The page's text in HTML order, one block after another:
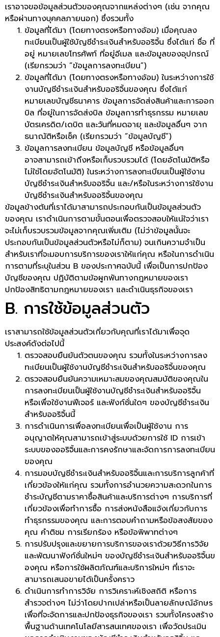
เราอาจขอข้อมูลส่วนตัวของคุณจากแหล่งต่างๆ (เช่น จากคุณ
หรือผ่านทางบุคคลภายนอก) ซึ่งรวมทั้ง
ข้อมูลที่ได้มา (โดยทางตรงหรือทางอ้อม) เมื่อคุณลง
ทะเบียนเป็นผู้ใช้บัญชีชำระเงินสำหรับออริจิ้น ซึ่งได้แก่ ชื่อ ที่
อยู่ หมายเลขโทรศัพท์ ที่อยู่อีเมล และข้อมูลของอุปกรณ์
(เรียกรวมว่า “ข้อมูลการลงทะเบียน”)
ข้อมูลที่ได้มา (โดยทางตรงหรือทางอ้อม) ในระหว่างการใช้
งานบัญชีชำระเงินสำหรับออริจิ้นของคุณ ซึ่งได้แก่
หมายเลขบัญชีธนาคาร ข้อมูลการจัดส่งสินค้าและการออก
บิล ที่อยู่ในการจัดส่งบิล ข้อมูลการทำธุรกรรม หมายเลข
บัตรเครดิต/เดบิต และวันที่หมดอายุ และข้อมูลอื่นๆ จาก
ธนาณัติหรือเช็ค (เรียกรวมว่า “ข้อมูลบัญชี”)
ข้อมูลการลงทะเบียน ข้อมูลบัญชี หรือข้อมูลอื่นๆ
อาจสามารถเข้าถึงหรือเก็บรวบรวมได้ (โดยอัตโนมัติหรือ
ไม่ใช่โดยอัตโนมัติ) ในระหว่างการลงทะเบียนเป็นผู้ใช้งาน
บัญชีชำระเงินสำหรับออริจิ้น และ/หรือในระหว่างการใช้งาน
บัญชีชำระเงินสำหรับออริจิ้นของคุณ
ข้อมูลข้างต้นที่เราได้มาสามารถประกอบกันเป็นข้อมูลส่วนตัว
ของคุณ เราดำเนินการตามขั้นตอนเพื่อตรวจสอบให้แน่ใจว่าเรา
จะไม่เก็บรวบรวมข้อมูลจากคุณเพิ่มเติม (ไม่ว่าข้อมูลนั้นจะ
ประกอบกันเป็นข้อมูลส่วนตัวหรือไม่ก็ตาม) จนเกินความจำเป็น
สำหรับเราที่จะมอบการบริการของเราให้แก่คุณ หรือในการดำเนิน
การตามที่ระบุในส่วน B ของประกาศฉบับนี้ เพื่อเป็นการปกป้อง
บัญชีของคุณ ปฏิบัติตามข้อผูกพันทางกฎหมายของเรา
ปกป้องสิทธิตามกฎหมายของเรา และดำเนินธุรกิจของเรา
B. การใช้ข้อมูลส่วนตัว
เราสามารถใช้ข้อมูลส่วนตัวเกี่ยวกับคุณที่เราได้มาเพื่อจุด
ประสงค์ดังต่อไปนี้
ตรวจสอบยืนยันตัวตนของคุณ รวมทั้งในระหว่างการลง
ทะเบียนเป็นผู้ใช้งานบัญชีชำระเงินสำหรับออริจิ้นของคุณ
ตรวจสอบยืนยันความเหมาะสมของคุณสมบัติของคุณใน
การลงทะเบียนเป็นผู้ใช้งานบัญชีชำระเงินสำหรับออริจิ้น
หรือเพื่อใช้งานฟีเจอร์ และฟังก์ชั่นใดๆ ของบัญชีชำระเงิน
สำหรับออริจิ้นนี้
การดำเนินการเพื่อลงทะเบียนเพื่อเป็นผู้ใช้งาน การ
อนุญาตให้คุณสามารถเข้าสู่ระบบด้วยการใช้ ID การเข้า
ระบบของออริจิ้นและการคงรักษาและจัดการการลงทะเบียน
ของคุณ
การมอบบัญชีชำระเงินสำหรับออริจิ้นและการบริการลูกค้าที่
เกี่ยวข้องให้แก่คุณ รวมทั้งการอำนวยความสะดวกในการ
ชำระบัญชีตามราคาซื้อสินค้าและบริการต่างๆ การบริการที่
เกี่ยวข้องเพื่อทำการซื้อ การส่งหนังสือแจ้งเกี่ยวกับการ
ทำธุรกรรมของคุณ และการตอบคำถามหรือข้อสงสัยของ
คุณ คำติชม การเรียกร้อง หรือข้อพิพาทต่างๆ
การปรับปรุงและขยายการบริการของเราด้วยวิธีการวิจัย
และพัฒนาฟังก์ชั่นใหม่ๆ ของบัญชีชำระเงินสำหรับออริจิ้นข
องคุณ หรือการใช้ผลิตภัณฑ์และบริการใหม่ๆ ที่เราจะ
สามารถเสนอขายได้เป็นครั้งคราว
ดำเนินการทำการวิจัย การวิเคราะห์เชิงสถิติ หรือการ
สำรวจต่างๆ ไม่ว่าโดยปากเปล่าหรือเป็นลายลักษณ์อักษร
เพื่อที่จะจัดการและปกป้องธุรกิจของเรา รวมทั้งโครงสร้าง
พื้นฐานด้านเทคโนโลยีสารสนเทศของเรา เพื่อวัดประเมิน